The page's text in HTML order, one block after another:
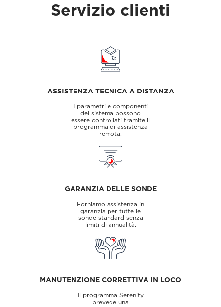
Servizio clienti
ASSISTENZA TECNICA A DISTANZA
I parametri e componenti
del sistema possono
essere controllati tramite il
programma di assistenza
remota.
GARANZIA DELLE SONDE
Forniamo assistenza in
garanzia per tutte le
sonde standard senza
limiti di annualità.
MANUTENZIONE CORRETTIVA IN LOCO
Il programma Serenity
prevede una